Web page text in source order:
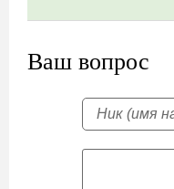
Ваш вопрос